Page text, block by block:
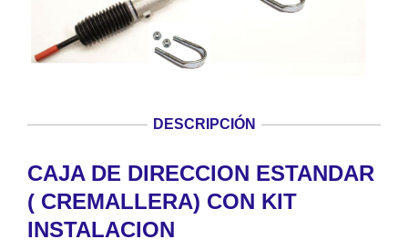
DESCRIPCIÓN
CAJA DE DIRECCION ESTANDAR
( CREMALLERA) CON KIT
INSTALACION